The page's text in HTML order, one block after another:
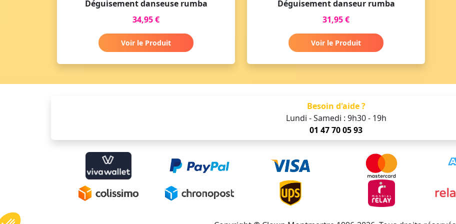
Déguisement danseuse rumba
34,95 €
Voir le Produit
Déguisement danseur rumba
31,95 €
Voir le Produit
Besoin d'aide ?
Lundi - Samedi : 9h30 - 19h
01 47 70 05 93